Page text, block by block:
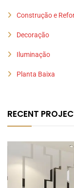
Construção e
Decoração
Iluminação
Planta Baixa
RECENT